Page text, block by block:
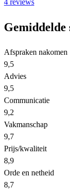
4 reviews
Gemiddelde
Afspraken nakomen
9,5
Advies
9,5
Communicatie
9,2
Vakmanschap
9,7
Prijs/kwaliteit
8,9
Orde en netheid
8,7